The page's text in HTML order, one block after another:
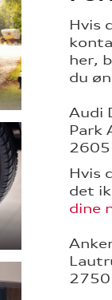
Hvis
her,
du
Audi
Park
Hvis
det
dine
2750